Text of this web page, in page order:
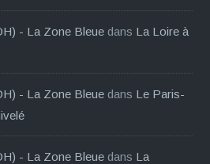
- La Zone Bleue dans La Loire à
- La Zone Bleue dans Le Paris-
- La Zone Bleue dans La